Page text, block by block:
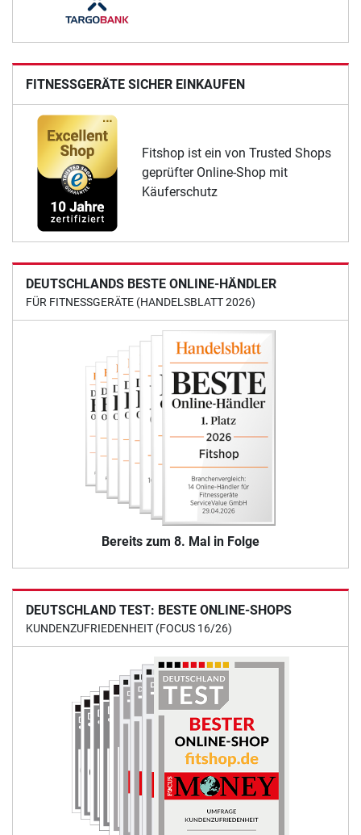
FITNESSGERÄTE SICHER EINKAUFEN
Fitshop ist ein von Trusted Shops
geprüfter Online-Shop mit
Käuferschutz
DEUTSCHLANDS BESTE ONLINE-HÄNDLER
FÜR FITNESSGERÄTE (HANDELSBLATT 2026)
Bereits zum 8. Mal in Folge
DEUTSCHLAND TEST: BESTE ONLINE-SHOPS
KUNDENZUFRIEDENHEIT (FOCUS 16/26)